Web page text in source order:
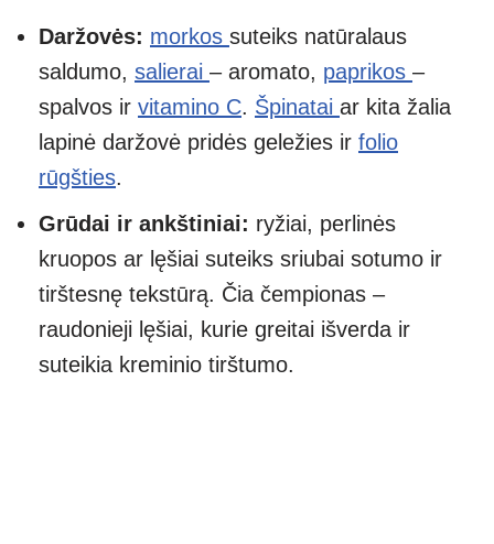
Daržovės: morkos suteiks natūralaus
saldumo, salierai – aromato, paprikos –
spalvos ir vitamino C. Špinatai ar kita žalia
lapinė daržovė pridės geležies ir folio
rūgšties.
Grūdai ir ankštiniai: ryžiai, perlinės
kruopos ar lęšiai suteiks sriubai sotumo ir
tirštesnę tekstūrą. Čia čempionas –
raudonieji lęšiai, kurie greitai išverda ir
suteikia kreminio tirštumo.